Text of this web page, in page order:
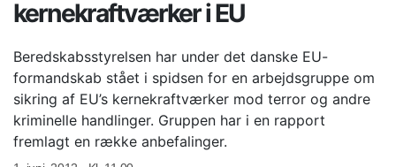
kernekraftværker i EU
Beredskabsstyrelsen har under det danske EU-
formandskab stået i spidsen for en arbejdsgruppe om
sikring af EU’s kernekraftværker mod terror og andre
kriminelle handlinger. Gruppen har i en rapport
fremlagt en række anbefalinger.